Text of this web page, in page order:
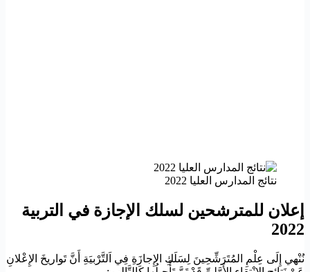
نتائج المدارس العليا 2022
إعلان للمترشحين لسلك الإجازة في التربية
2022
نُنْهي إِلَى عِلْمِ المُتَرَشِّحِينَ لِسَلَكِ الإِجازَةِ فِي اَلتَّرْبيَةِ أَنَّ تَواريخَ الإِعْلانِ